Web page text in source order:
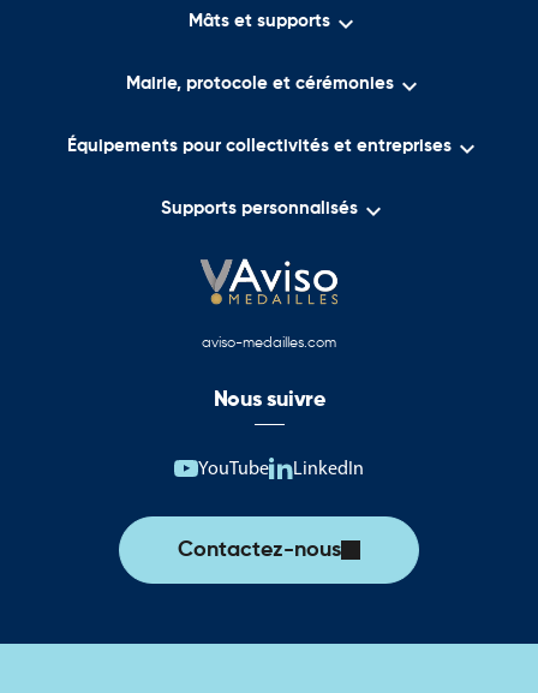
Mâts et supports 
Mairie, protocole et cérémonies 
Équipements pour collectivités et entreprises 
Supports personnalisés 
aviso-medailles.com
Nous suivre
YouTube LinkedIn
Contactez-nous